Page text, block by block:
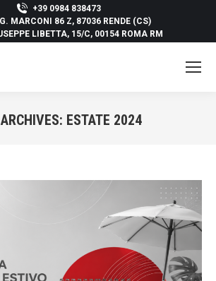
+39 0984 838473
MARCONI 86 Z, 87036 RENDE (CS)
LIBETTA, 15/C, 00154 ROMA RM
ESTATE 2024